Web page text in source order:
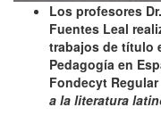
Los profesores
Fuentes Leal
trabajos de título
Pedagogía en
Fondecyt Regular
a la literatura